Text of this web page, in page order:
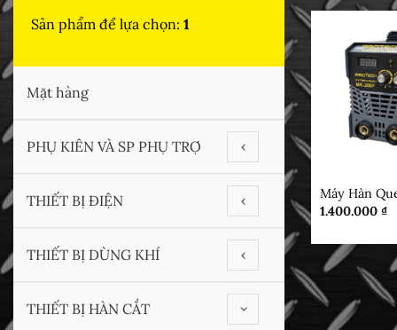
Sản phẩm để lựa chọn: 1
Mặt hàng
PHỤ KIÊN VÀ SP PHỤ TRỢ ‹
Adapter
Bánh Cao Su
Máy CHÀ NHÁM
THIẾT BỊ ĐIỆN ‹
DCA
DEKTON
THIẾT BỊ DÙNG KHÍ ‹
Dynabrade
THIẾT BỊ HÀN CẮT ‹
Máy Hàn
1.400.000 ₫